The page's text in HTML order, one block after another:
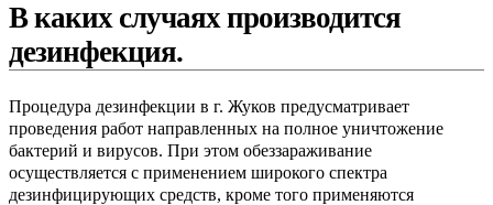
В каких случаях производится
дезинфекция.
Процедура дезинфекции в г. Жуков предусматривает
проведения работ направленных на полное уничтожение
бактерий и вирусов. При этом обеззараживание
осуществляется с применением широкого спектра
дезинфицирующих средств, кроме того применяются